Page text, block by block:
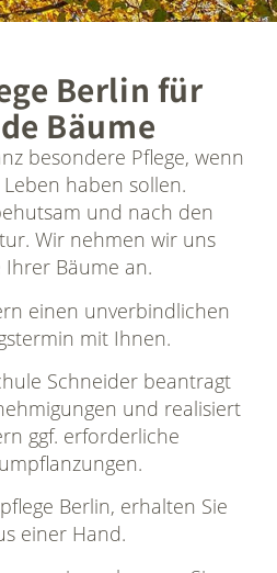
Berlin für
Bäume
besondere Pflege, wenn
Leben haben sollen.
und nach den
Wir nehmen wir uns
Ihrer Bäume an.
einen unverbindlichen
mit Ihnen.
Schneider beantragt
und realisiert
ggf. erforderliche
Berlin, erhalten Sie
einer Hand.